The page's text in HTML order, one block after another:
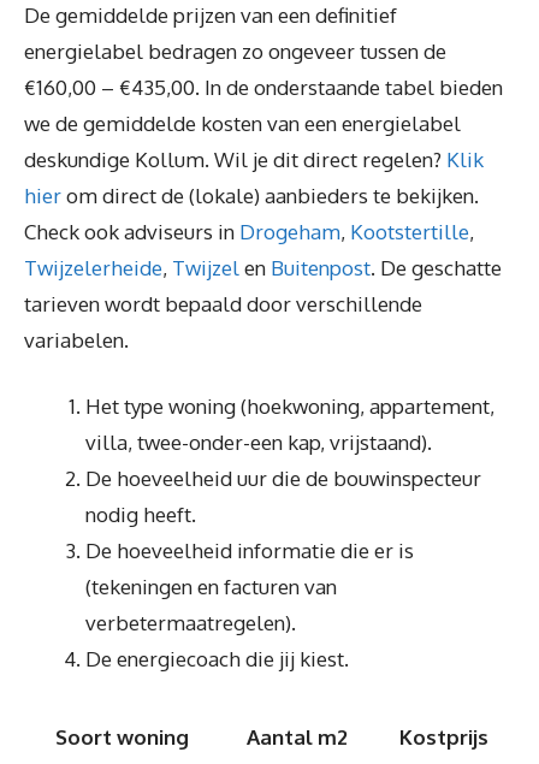
De gemiddelde prijzen van een definitief
energielabel bedragen zo ongeveer tussen de
€160,00 – €435,00. In de onderstaande tabel bieden
we de gemiddelde kosten van een energielabel
deskundige Kollum. Wil je dit direct regelen? Klik
hierom direct de (lokale) aanbieders te bekijken.
Check ook adviseurs in Drogeham, Kootstertille,
Twijzelerheide, Twijzelen Buitenpost. De geschatte
tarieven wordt bepaald door verschillende
variabelen.
Het type woning (hoekwoning, appartement,
villa, twee-onder-een kap, vrijstaand).
De hoeveelheid uur die de bouwinspecteur
nodig heeft.
De hoeveelheid informatie die er is
(tekeningen en facturen van
verbetermaatregelen).
De energiecoach die jij kiest.
Soort woning Aantal m2 Kostprijs